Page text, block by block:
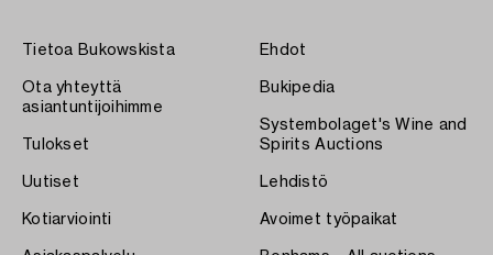
Tietoa Bukowskista
Ota yhteyttä
asiantuntijoihimme
Tulokset
Uutiset
Kotiarviointi
Ehdot
Bukipedia
Systembolaget's Wine and
Spirits Auctions
Lehdistö
Avoimet työpaikat